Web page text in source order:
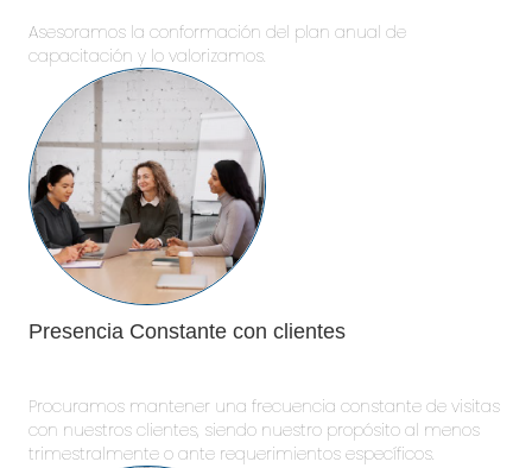
Asesoramos la conformación del plan anual de
capacitación y lo valorizamos.
Presencia Constante con clientes
Procuramos mantener una frecuencia constante de visitas
con nuestros clientes, siendo nuestro propósito al menos
trimestralmente o ante requerimientos específicos.